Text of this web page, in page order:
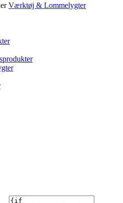
Værktøj & Lommelygter